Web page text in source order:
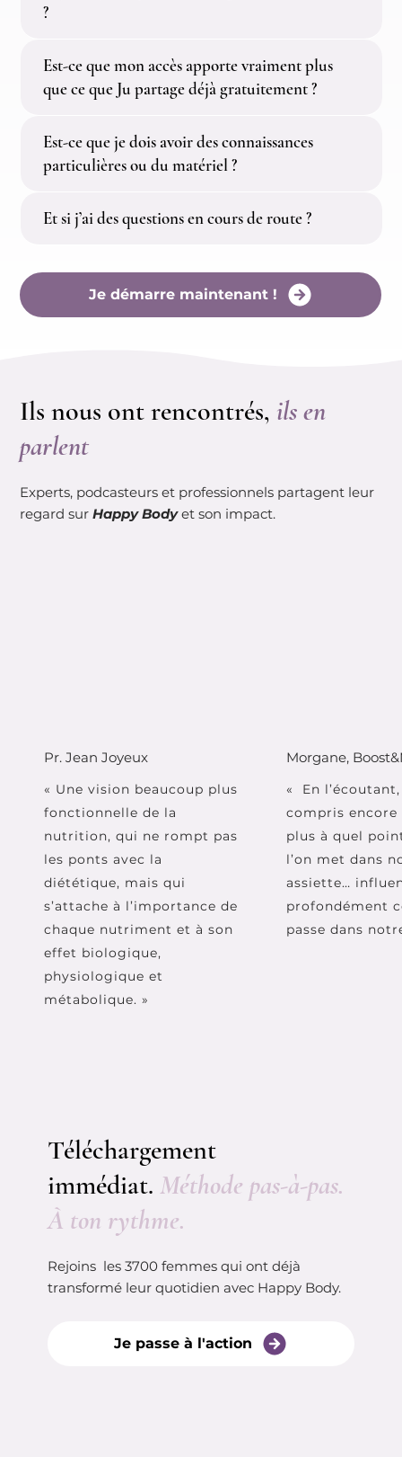
Je démarre maintenant !
?
Est-ce que mon accès apporte vraiment plus
que ce que Ju partage déjà gratuitement ?
Est-ce que je dois avoir des connaissances
particulières ou du matériel ?
Et si j’ai des questions en cours de route ?
Ils nous ont rencontrés, ils en
parlent
Experts, podcasteurs et professionnels partagent leur
regard surHappy Bodyet son impact.
Pr. Jean Joyeux
« Une vision beaucoup plus
fonctionnelle de la
nutrition, qui ne rompt pas
les ponts avec la
diététique, mais qui
s’attache à l’importance de
chaque nutriment et à son
effet biologique,
physiologique et
métabolique. »
Morgane,
« En l’écoutant,
compris encore
plus à quel
l’on met dans
assiette…
profondément
passe dans
Téléchargement
immédiat. Méthode pas-à-pas.
À ton rythme.
Rejoins les 3700 femmes qui ont déjà
transformé leur quotidien avec Happy Body.
Je passe à l'action